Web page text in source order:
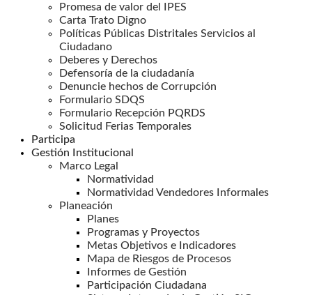
Promesa de valor del IPES
Carta Trato Digno
Políticas Públicas Distritales Servicios al
Ciudadano
Deberes y Derechos
Defensoría de la ciudadanía
Denuncie hechos de Corrupción
Formulario SDQS
Formulario Recepción PQRDS
Solicitud Ferias Temporales
Participa
Gestión Institucional
Marco Legal
Normatividad
Normatividad Vendedores Informales
Planeación
Planes
Programas y Proyectos
Metas Objetivos e Indicadores
Mapa de Riesgos de Procesos
Informes de Gestión
Participación Ciudadana